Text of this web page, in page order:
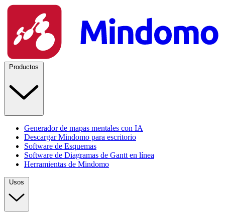
Productos
Generador de mapas mentales con IA
Descargar Mindomo para escritorio
Software de Esquemas
Software de Diagramas de Gantt en línea
Herramientas de Mindomo
Usos